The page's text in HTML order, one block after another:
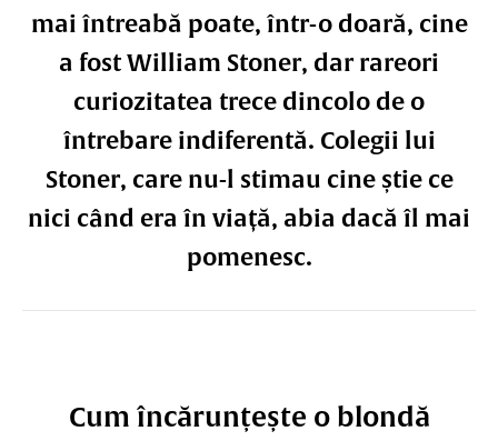
mai întreabă poate, într-o doară, cine
a fost William Stoner, dar rareori
curiozitatea trece dincolo de o
întrebare indiferentă. Colegii lui
Stoner, care nu-l stimau cine știe ce
nici când era în viață, abia dacă îl mai
pomenesc.
Cum încărunțește o blondă